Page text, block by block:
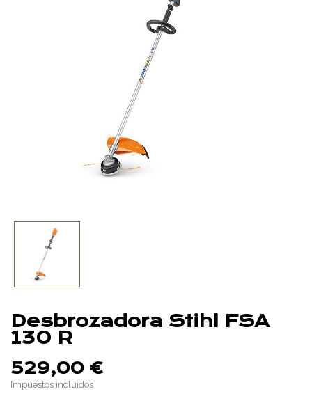
Desbrozadora Stihl FSA
130 R
529,00 €
Impuestos incluidos